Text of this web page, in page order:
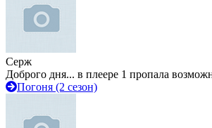
Серж
Доброго дня... в плеере 1 пропала
Погоня (2 сезон)